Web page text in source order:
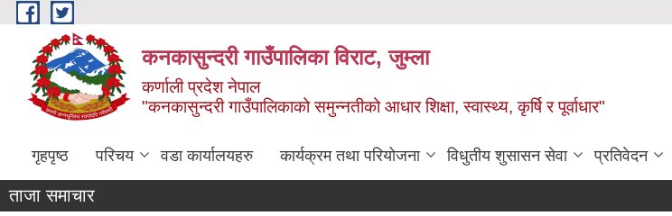
Skip to main content
कनकासुन्दरी गाउँपालिका विराट, जुम्ला
कर्णाली प्रदेश नेपाल
"कनकासुन्दरी गाउँपालिकाको समुन्नतीको आधार शिक्षा, स्वास्थ्य, कृर्षि र पूर्वाधार"
गृहपृष्ठ परिचय वडा कार्यालयहरु कार्यक्रम तथा परियोजना विधुतीय शुसासन सेवा प्रतिवेदन
ताजा समाचार